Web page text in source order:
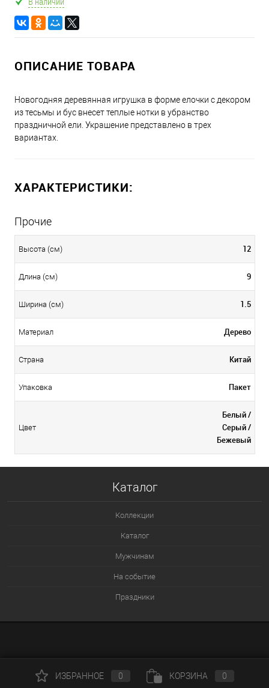
ОПИСАНИЕ ТОВАРА
Новогодняя деревянная игрушка в форме елочки с декором
из тесьмы и бус внесет теплые нотки в убранство
праздничной ели. Украшение представлено в трех
вариантах.
ХАРАКТЕРИСТИКИ:
Прочие
Высота (см) 12
Длина (см) 9
Ширина (см) 1.5
Материал Дерево
Страна Китай
Упаковка Пакет
Цвет
Белый /
Серый /
Бежевый
Каталог
Коллекции
Каталог
Мужчинам
На событие
Праздники
ИЗБРАННОЕ 0 КОРЗИНА 0